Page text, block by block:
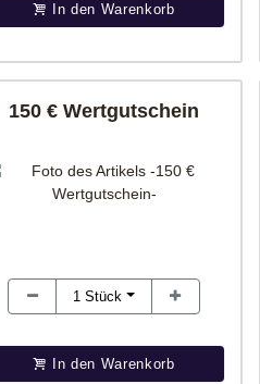
In den Warenkorb
150 € Wertgutschein
1Stück
In den Warenkorb